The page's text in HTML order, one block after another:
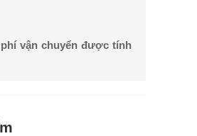
vận chuyển được tính